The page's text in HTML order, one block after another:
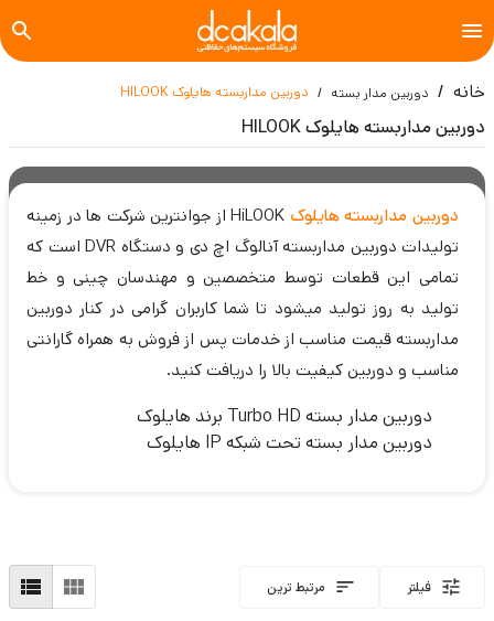
خانه دوربین مدار بسته دوربین مداربسته هایلوک HILOOK
دوربین مداربسته هایلوک HILOOK
دوربین مداربسته هایلوک
HiLOOK از جوانترین شرکت ها در زمینه
تولیدات دوربین مداربسته آنالوگ اچ دی و دستگاه DVR است که
تمامی این قطعات توسط متخصصین و مهندسان چینی و خط
تولید به روز تولید میشود تا شما کاربران گرامی در کنار دوربین
مداربسته قیمت مناسب از خدمات پس از فروش به همراه گارانتی
مناسب و دوربین کیفیت بالا را دریافت کنید.
دوربین مدار بسته Turbo HD برند هایلوک
دوربین مدار بسته تحت شبکه IP هایلوک
فیلتر مرتبط ترین